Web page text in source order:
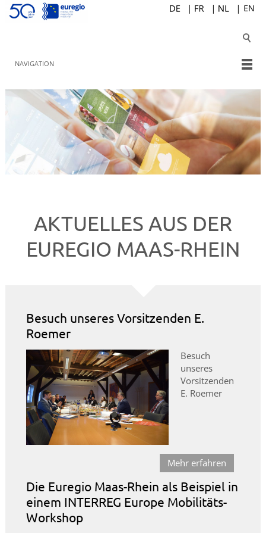
NAVIGATION
AKTUELLES AUS DER
EUREGIO MAAS-RHEIN
Besuch unseres Vorsitzenden E.
Roemer
Besuch
unseres
Vorsitzenden
E. Roemer
Mehr erfahren
Die Euregio Maas-Rhein als Beispiel in
einem INTERREG Europe Mobilitäts-
Workshop